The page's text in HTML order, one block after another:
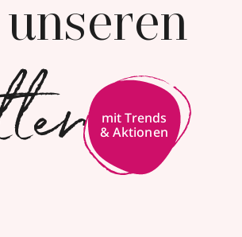
mit Trends
& Aktionen